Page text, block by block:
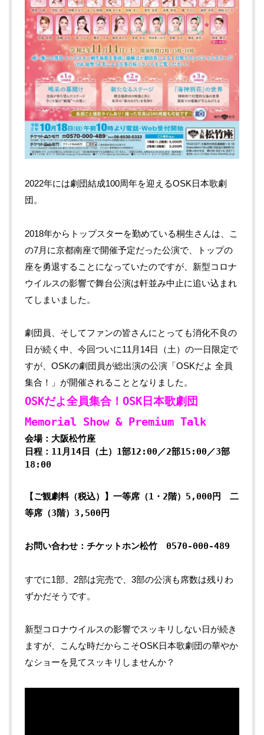
2022年には劇団結成100周年を迎えるOSK日本歌劇
団。
2018年からトップスターを勤めている桐生さんは、こ
の7月に京都南座で開催予定だった公演で、トップの
座を勇退することになっていたのですが、新型コロナ
ウイルスの影響で舞台公演は軒並み中止に追い込まれ
てしまいました。
劇団員、そしてファンの皆さんにとっても消化不良の
日が続く中、今回ついに11月14日（土）の一日限定で
すが、OSKの劇団員が総出演の公演「OSKだよ 全員
集合！」が開催されることとなりました。
OSKだよ全員集合！OSK日本歌劇団
Memorial Show & Premium Talk
会場： 大阪松竹座
日程：11月14日（土）1部12:00／2部15:00／3部
18:00
【ご観劇料（税込）】一等席（1・2階）5,000円 二
等席（3階）3,500円
お問い合わせ：チケットホン松竹 0570-000-489
すでに1部、2部は完売で、3部の公演も席数は残りわ
ずかだそうです。
新型コロナウイルスの影響でスッキリしない日が続き
ますが、こんな時だからこそOSK日本歌劇団の華やか
なショーを見てスッキリしませんか？